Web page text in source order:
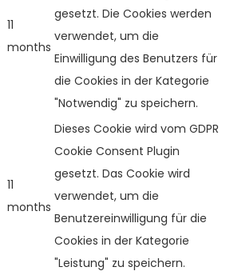
11
months
gesetzt. Die Cookies werden
verwendet, um die
Einwilligung des Benutzers für
die Cookies in der Kategorie
"Notwendig" zu speichern.
11
months
Dieses Cookie wird vom GDPR
Cookie Consent Plugin
gesetzt. Das Cookie wird
verwendet, um die
Benutzereinwilligung für die
Cookies in der Kategorie
"Leistung" zu speichern.